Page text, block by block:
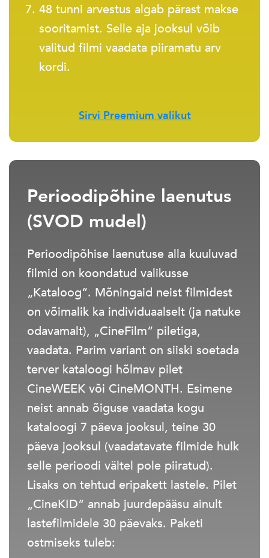
48 tunni arvestus algab pärast makse
sooritamist. Selle aja jooksul võib
valitud filmi vaadata piiramatu arv
kordi.
Sirvi Preemium valikut
Perioodipõhine laenutus
(SVOD mudel)
Perioodipõhise laenutuse alla kuuluvad
filmid on koondatud valikusse
„Kataloog“. Mõningaid neist filmidest
on võimalik ka individuaalselt (ja natuke
odavamalt), „CineFilm“ piletiga,
vaadata. Parim variant on siiski soetada
terver kataloogi hõlmav pilet
CineWEEK või CineMONTH. Esimene
neist annab õiguse vaadata kogu
kataloogi 7 päeva jooksul, teine 30
päeva jooksul (vaadatavate filmide hulk
selle perioodi vältel pole piiratud).
Lisaks on tehtud eripakett lastele. Pilet
„CineKID“ annab juurdepääsu ainult
lastefilmidele 30 päevaks. Paketi
ostmiseks tuleb: